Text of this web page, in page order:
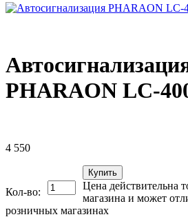
PHARAON LC-
4 550
Кол-во:
Купить
Цена действительна
магазина и может
розничных магазинах